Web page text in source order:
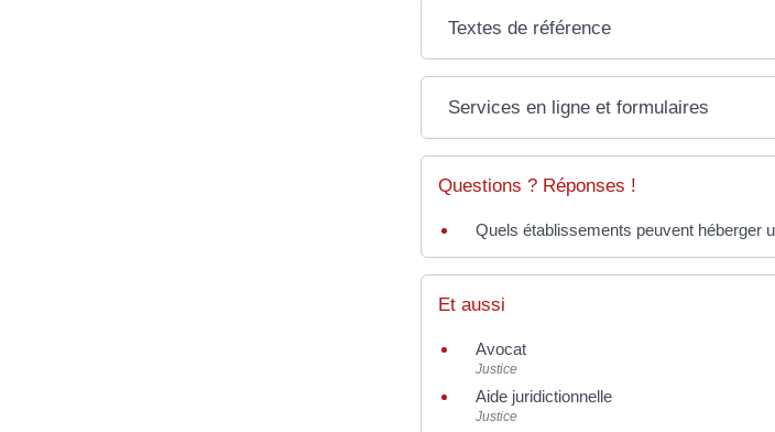
Textes de référence
Services en ligne et formulaires
Questions ? Réponses !
Quels établissements peuvent héberger
Et aussi
Avocat
Justice
Aide juridictionnelle
Justice